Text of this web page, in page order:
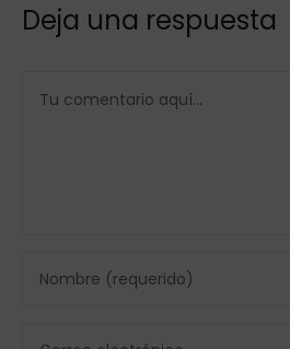
Deja una respuesta